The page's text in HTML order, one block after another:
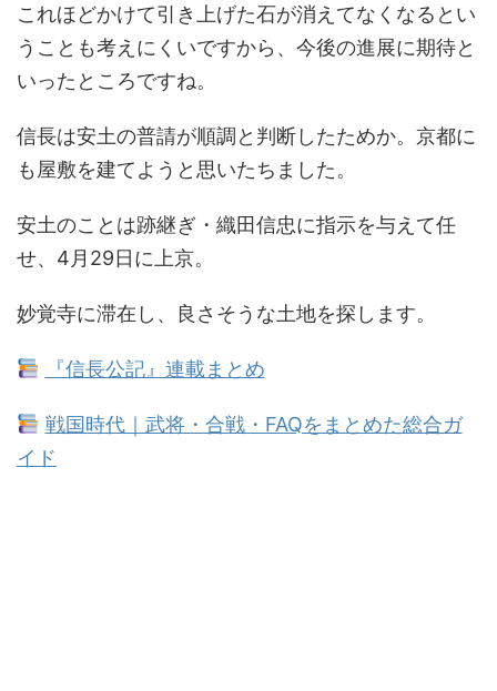
これほどかけて引き上げた石が消えてなくなるとい
うことも考えにくいですから、今後の進展に期待と
いったところですね。
信長は安土の普請が順調と判断したためか。京都に
も屋敷を建てようと思いたちました。
安土のことは跡継ぎ・織田信忠に指示を与えて任
せ、4月29日に上京。
妙覚寺に滞在し、良さそうな土地を探します。
『信長公記』連載まとめ
戦国時代｜武将・合戦・FAQをまとめた総合ガ
イド